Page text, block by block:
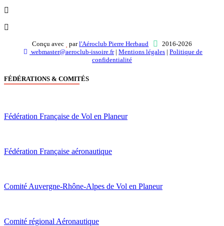
Conçu avec parl'Aéroclub Pierre Herbaud
2016-2026
webmaster@aeroclub-issoire.fr|Mentions légales |Politique de
confidentialité
FÉDÉRATIONS & COMITÉS
Fédération Française de Vol en Planeur
Fédération Française aéronautique
Comité Auvergne-Rhône-Alpes de Vol en Planeur
Comité régional Aéronautique